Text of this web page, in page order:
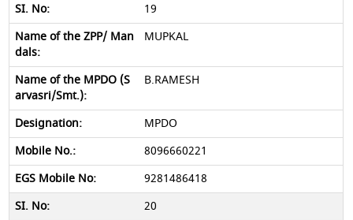
19
MUPKAL
B.RAMESH
MPDO
8096660221
9281486418
20